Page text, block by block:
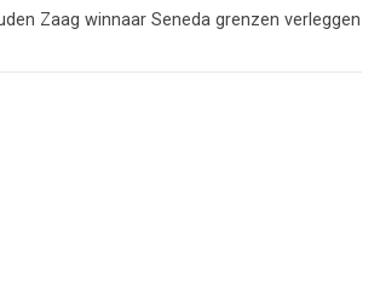
Zaag winnaar Seneda grenzen verleggen